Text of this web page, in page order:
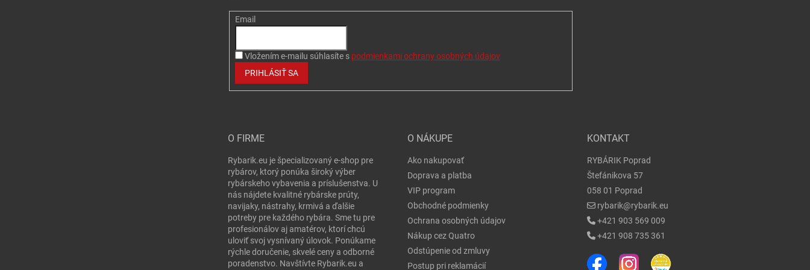
Email
Vložením e-mailu súhlasíte s podmienkami ochrany osobných údajov
PRIHLÁSIŤ SA
O FIRME
Rybarik.eu je špecializovaný e-shop pre
rybárov, ktorý ponúka široký výber
rybárskeho vybavenia a príslušenstva. U
nás nájdete kvalitné rybárske prúty,
navijaky, nástrahy, krmivá a ďalšie
potreby pre každého rybára. Sme tu pre
profesionálov aj amatérov, ktorí chcú
uloviť svoj vysnívaný úlovok. Ponúkame
rýchle doručenie, skvelé ceny a odborné
poradenstvo. Navštívte Rybarik.eu a
O NÁKUPE
Ako nakupovať
Doprava a platba
VIP program
Obchodné podmienky
Ochrana osobných údajov
Nákup cez Quatro
Odstúpenie od zmluvy
Postup pri reklamácií
KONTAKT
RYBÁRIK Poprad
Štefánikova 57
058 01 Poprad
rybarik@rybarik.eu
+421 903 569 009
+421 908 735 361